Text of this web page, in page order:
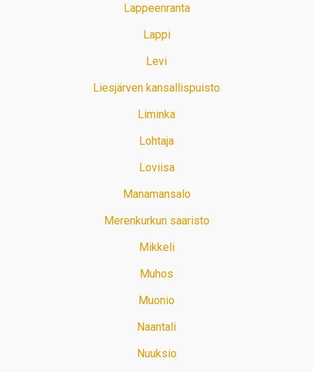
Lappeenranta
Lappi
Levi
Liesjärven kansallispuisto
Liminka
Lohtaja
Loviisa
Manamansalo
Merenkurkun saaristo
Mikkeli
Muhos
Muonio
Naantali
Nuuksio